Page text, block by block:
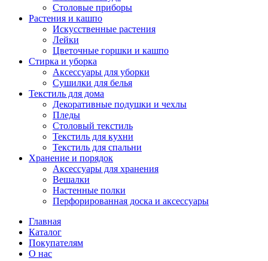
Столовые приборы
Растения и кашпо
Искусственные растения
Лейки
Цветочные горшки и кашпо
Стирка и уборка
Аксессуары для уборки
Сушилки для белья
Текстиль для дома
Декоративные подушки и чехлы
Пледы
Столовый текстиль
Текстиль для кухни
Текстиль для спальни
Хранение и порядок
Аксессуары для хранения
Вешалки
Настенные полки
Перфорированная доска и аксессуары
Главная
Каталог
Покупателям
О нас